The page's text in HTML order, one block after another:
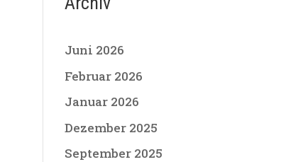
Juni 2026
Februar 2026
Januar 2026
Dezember 2025
September 2025